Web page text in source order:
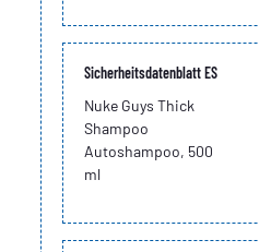
Sicherheitsdatenblatt ES
Nuke Guys Thick
Shampoo
Autoshampoo, 500
ml